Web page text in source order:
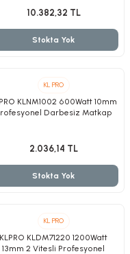
10.382,32 TL
Stokta Yok
KL PRO
KLNM1002 600Watt 10mm
Darbesiz Matkap
2.036,14 TL
Stokta Yok
KL PRO
KLPRO KLDM71220 1200Watt
13mm 2 Vitesli Profesyonel